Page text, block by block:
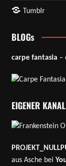
Tumblr
BLOGs
carpe fantasia –
EIGENER KANAL
aus Asche bei